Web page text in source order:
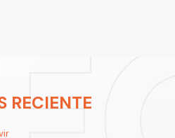
RECIENTE